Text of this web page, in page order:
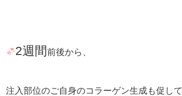
2週間前後から、
注入部位のご自身のコラーゲン生成も促して